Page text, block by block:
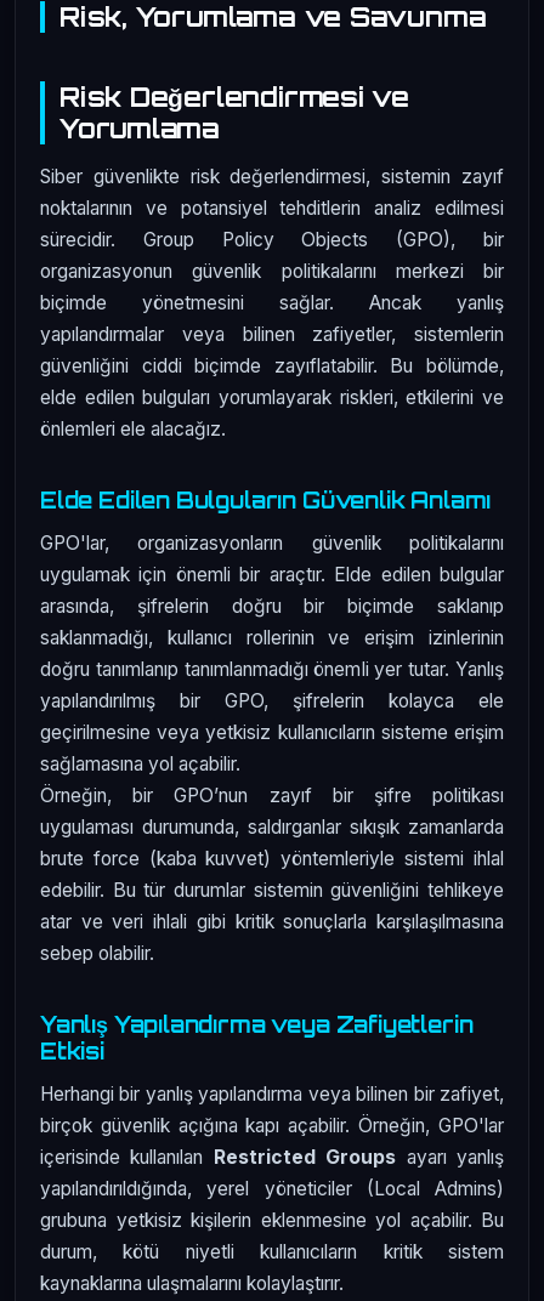
Risk, Yorumlama ve Savunma
Risk Değerlendirmesi ve
Yorumlama
Siber güvenlikte risk değerlendirmesi, sistemin zayıf
noktalarının ve potansiyel tehditlerin analiz edilmesi
sürecidir. Group Policy Objects (GPO), bir
organizasyonun güvenlik politikalarını merkezi bir
biçimde yönetmesini sağlar. Ancak yanlış
yapılandırmalar veya bilinen zafiyetler, sistemlerin
güvenliğini ciddi biçimde zayıflatabilir. Bu bölümde,
elde edilen bulguları yorumlayarak riskleri, etkilerini ve
önlemleri ele alacağız.
Elde Edilen Bulguların Güvenlik Anlamı
GPO'lar, organizasyonların güvenlik politikalarını
uygulamak için önemli bir araçtır. Elde edilen bulgular
arasında, şifrelerin doğru bir biçimde saklanıp
saklanmadığı, kullanıcı rollerinin ve erişim izinlerinin
doğru tanımlanıp tanımlanmadığı önemli yer tutar. Yanlış
yapılandırılmış bir GPO, şifrelerin kolayca ele
geçirilmesine veya yetkisiz kullanıcıların sisteme erişim
sağlamasına yol açabilir.
Örneğin, bir GPO’nun zayıf bir şifre politikası
uygulaması durumunda, saldırganlar sıkışık zamanlarda
brute force (kaba kuvvet) yöntemleriyle sistemi ihlal
edebilir. Bu tür durumlar sistemin güvenliğini tehlikeye
atar ve veri ihlali gibi kritik sonuçlarla karşılaşılmasına
sebep olabilir.
Yanlış Yapılandırma veya Zafiyetlerin
Etkisi
Herhangi bir yanlış yapılandırma veya bilinen bir zafiyet,
birçok güvenlik açığına kapı açabilir. Örneğin, GPO'lar
içerisinde kullanılan Restricted Groups ayarı yanlış
yapılandırıldığında, yerel yöneticiler (Local Admins)
grubuna yetkisiz kişilerin eklenmesine yol açabilir. Bu
durum, kötü niyetli kullanıcıların kritik sistem
kaynaklarına ulaşmalarını kolaylaştırır.